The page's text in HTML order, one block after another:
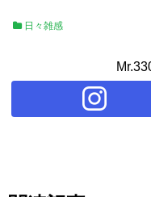
日々雑感